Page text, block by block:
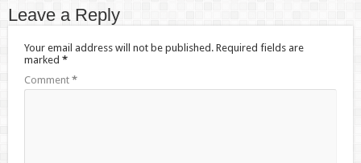
Leave a Reply
Your email address will not be published. Required fields are
marked *
Comment *